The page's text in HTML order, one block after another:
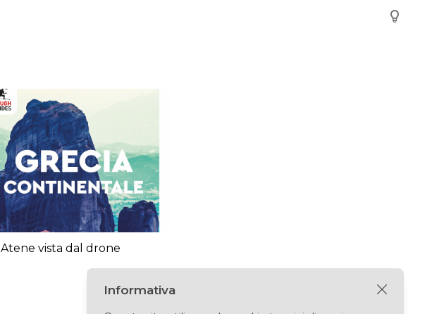
Atene vista dal drone
Informativa